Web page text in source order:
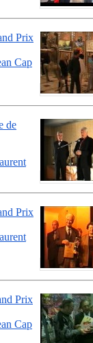
Prix
Cap
de
Prix
Prix
Cap